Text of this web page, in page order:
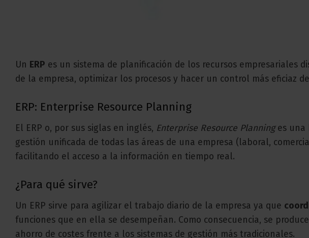
Un ERP es un sistema de planificación de los recursos empresariales
de la empresa, optimizar los procesos y hacer un control más eficiaz
ERP: Enterprise Resource Planning
El ERP o, por sus siglas en inglés, Enterprise Resource Planninges una
gestión unificada de todas las áreas de una empresa (laboral,
facilitando el acceso a la información en tiempo real.
¿Para qué sirve?
Un ERP sirve para agilizar el trabajo diario de la empresa ya que
funciones que en ella se desempeñan. Como consecuencia, se
ahorro de costes frente a los sistemas de gestión más tradicionales.